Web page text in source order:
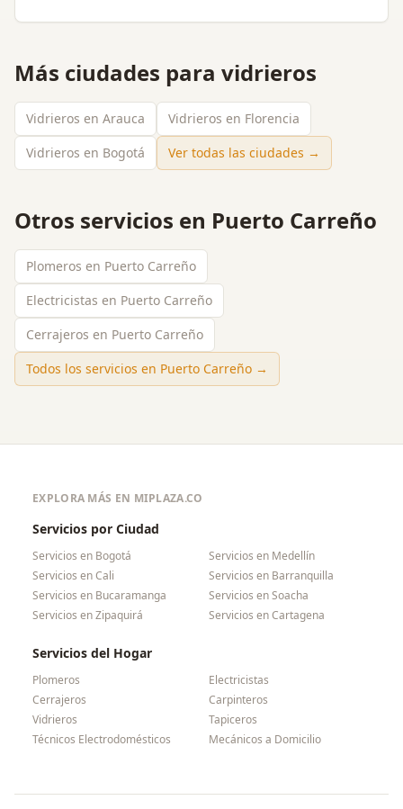
Más ciudades para vidrieros
Vidrieros en Arauca
Vidrieros en Florencia
Vidrieros en Bogotá
Ver todas las ciudades →
Otros servicios en Puerto Carreño
Plomeros en Puerto Carreño
Electricistas en Puerto Carreño
Cerrajeros en Puerto Carreño
Todos los servicios en Puerto Carreño →
EXPLORA MÁS EN MIPLAZA.CO
Servicios por Ciudad
Servicios en Bogotá Servicios en Medellín
Servicios enCali Servicios en Barranquilla
Servicios en Bucaramanga Servicios enSoacha
Servicios enZipaquirá Servicios enCartagena
Servicios del Hogar
Plomeros
Electricistas
Cerrajeros
Carpinteros
Vidrieros
Tapiceros
Técnicos Electrodomésticos
Mecánicos a Domicilio